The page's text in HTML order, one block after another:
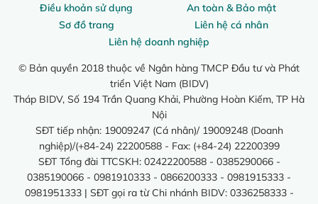
Điều khoản sử dụng
An toàn & Bảo mật
Sơ đồ trang
Liên hệ cá nhân
Liên hệ doanh nghiệp
© Bản quyền 2018 thuộc về Ngân hàng TMCP Đầu tư và Phát
triển Việt Nam (BIDV)
Tháp BIDV, Số 194 Trần Quang Khải, Phường Hoàn Kiếm, TP Hà
Nội
SĐT tiếp nhận: 19009247 (Cá nhân)/ 19009248 (Doanh
nghiệp)/(+84-24) 22200588 - Fax: (+84-24) 22200399
SĐT Tổng đài TTCSKH: 02422200588 - 0385290066 -
0385190066 - 0981910333 - 0866200333 - 0981915333 -
0981951333 | SĐT gọi ra từ Chi nhánh BIDV: 0336258333 -